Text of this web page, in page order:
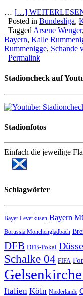
… […]
Posted in Bundesliga,
Tagged Arsene Wenger,
Bayern, Kalle
Rummenigge, Schande
Permalink
Stadioncheck auf
Stadionfotos
Einfach die jeweilige
Schlagwörter
Bayer Leverkusen Bayern
Borussia Mönchengladbach
DFB DFB-Pokal
Schalke 04 FIFA
Italien Köln Niederlande